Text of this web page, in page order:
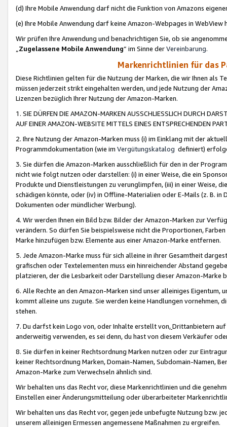
(d) Ihre Mobile Anwendung darf nicht die Funktion von Amazons
(e) Ihre Mobile Anwendung darf keine Amazon-Webpages in WebView
Wir prüfen Ihre Anwendung und benachrichtigen Sie, ob sie
„Zugelassene Mobile Anwendung“ im Sinne derVereinbarung.
Markenrichtlinien für das
Diese Richtlinien gelten für die Nutzung der Marken, die wir Ihnen als
müssen jederzeit strikt eingehalten werden, und jede Nutzung der
Lizenzen bezüglich Ihrer Nutzung der Amazon-Marken.
1. SIE DÜRFEN DIE AMAZON-MARKEN AUSSCHLIESSLICH DURCH
AUF EINER AMAZON-WEBSITE MITTELS EINES ENTSPRECHENDEN
2. Ihre Nutzung der Amazon-Marken muss (i) im Einklang mit der
Programmdokumentation (wie im Vergütungskatalog definiert)
3. Sie dürfen die Amazon-Marken ausschließlich für den in der
nicht wie folgt nutzen oder darstellen: (i) in einer Weise, die ein
Produkte und Dienstleistungen zu verunglimpfen, (iii) in einer Weise,
schädigen könnte, oder (iv) in Offline-Materialien oder E-Mails (z. B. in
Dokumenten oder mündlicher Werbung).
4. Wir werden Ihnen ein Bild bzw. Bilder der Amazon-Marken zur
verändern. So dürfen Sie beispielsweise nicht die Proportionen,
Marke hinzufügen bzw. Elemente aus einer Amazon-Marke entfernen.
5. Jede Amazon-Marke muss für sich alleine in ihrer Gesamtheit
grafischen oder Textelementen muss ein hinreichender Abstand
platzieren, der die Lesbarkeit oder Darstellung dieser Amazon-Marke
6. Alle Rechte an den Amazon-Marken sind unser alleiniges
kommt alleine uns zugute. Sie werden keine Handlungen vornehmen,
stehen.
7. Du darfst kein Logo von, oder Inhalte erstellt von,Drittanbietern auf
anderweitig verwenden, es sei denn, du hast von diesem Verkäufer
8. Sie dürfen in keiner Rechtsordnung Marken nutzen oder zur
keiner Rechtsordnung Marken, Domain-Namen, Subdomain-Namen,
Amazon-Marke zum Verwechseln ähnlich sind.
Wir behalten uns das Recht vor, diese Markenrichtlinien und die
Einstellen einer Änderungsmitteilung oder überarbeiteter
Wir behalten uns das Recht vor, gegen jede unbefugte Nutzung bzw.
unserem alleinigen Ermessen angemessene Maßnahmen zu ergreifen.